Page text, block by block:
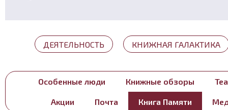
ДЕЯТЕЛЬНОСТЬ КНИЖНАЯ ГАЛАКТИКА
Особенные люди Книжные обзоры
Акции Почта Книга Памяти